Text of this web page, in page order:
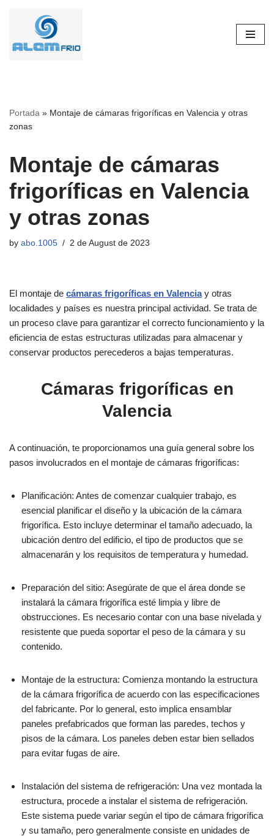
to
Portada » Montaje de cámaras frigoríficas en Valencia y otras
zonas
Montaje de cámaras
frigoríficas en Valencia
y otras zonas
by abo.1005 2 de August de 2023
El montaje de cámaras frigoríficas en Valenciay otras
localidades y países es nuestra principal actividad. Se trata de
un proceso clave para garantizar el correcto funcionamiento y la
eficiencia de estas estructuras utilizadas para almacenar y
conservar productos perecederos a bajas temperaturas.
Cámaras frigoríficas en
Valencia
A continuación, te proporcionamos una guía general sobre los
pasos involucrados en el montaje de cámaras frigoríficas:
Planificación: Antes de comenzar cualquier trabajo, es
esencial planificar el diseño y la ubicación de la cámara
frigorífica. Esto incluye determinar el tamaño adecuado, la
ubicación dentro del edificio, el tipo de productos que se
almacenarán y los requisitos de temperatura y humedad.
Preparación del sitio: Asegúrate de que el área donde se
instalará la cámara frigorífica esté limpia y libre de
obstrucciones. Es necesario contar con una base nivelada y
resistente que pueda soportar el peso de la cámara y su
contenido.
Montaje de la estructura: Comienza montando la estructura
de la cámara frigorífica de acuerdo con las especificaciones
del fabricante. Por lo general, esto implica ensamblar
paneles prefabricados que forman las paredes, techos y
pisos de la cámara. Los paneles deben estar bien sellados
para evitar fugas de aire.
Instalación del sistema de refrigeración: Una vez montada la
estructura, procede a instalar el sistema de refrigeración.
Este sistema puede variar según el tipo de cámara frigorífica
y su tamaño, pero generalmente consiste en unidades de